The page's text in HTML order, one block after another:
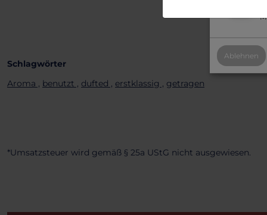
Schlagwörter
Aroma , benutzt , dufted , erstklassig , getragen
*Umsatzsteuer wird gemäß § 25a UStG nicht ausgewiesen.
Ablehnen